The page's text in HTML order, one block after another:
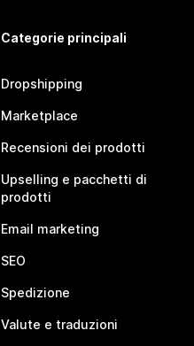
Categorie principali
Dropshipping
Marketplace
Recensioni dei prodotti
Upselling e pacchetti di
prodotti
Email marketing
SEO
Spedizione
Valute e traduzioni